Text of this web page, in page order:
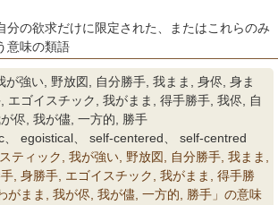
分の欲求だけに限定された、またはこれらのみ
意味の類語
が強い, 野放図, 自分勝手, 我まま, 身侭, 身ま
エゴイスチック, 我がまま, 得手勝手, 我侭, 自
侭, 我が儘, 一方的, 勝手
egoistical、 self-centered、 self-centred
ティック, 我が強い, 野放図, 自分勝手, 我まま,
, 身勝手, エゴイスチック, 我がまま, 得手勝
がまま, 我が侭, 我が儘, 一方的, 勝手」の意味